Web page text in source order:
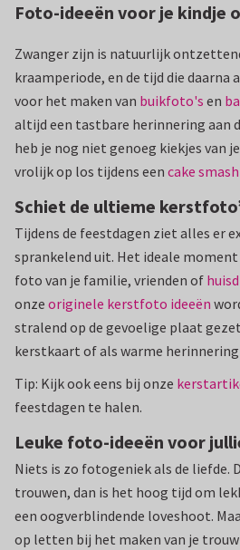
Foto-ideeën voor je kindje
Zwanger zijn is natuurlijk
kraamperiode, en de tijd die daarna
voor het maken van buikfoto's en
altijd een tastbare herinnering aan
heb je nog niet genoeg kiekjes van
vrolijk op los tijdens een cake
Schiet de ultieme
Tijdens de feestdagen ziet alles er
sprankelend uit. Het ideale
foto van je familie, vrienden of
onze originele kerstfoto ideeën
stralend op de gevoelige plaat
kerstkaart of als warme
Tip: Kijk ook eens bij onze
feestdagen te halen.
Leuke foto-ideeën voor
Niets is zo fotogeniek als de liefde.
trouwen, dan is het hoog tijd om
een oogverblindende loveshoot.
op letten bij het maken van je